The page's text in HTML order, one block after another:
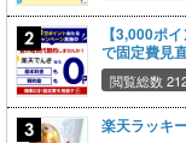
【3,000ポ
で固定費見
閲覧総数
楽天ラッキ